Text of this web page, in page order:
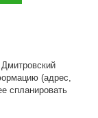
Дмитровский
(адрес,
спланировать